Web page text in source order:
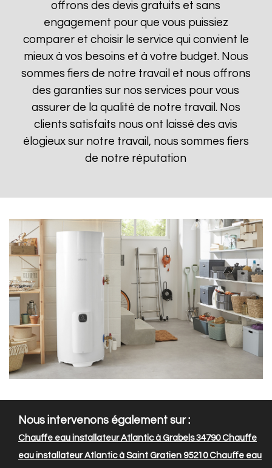
offrons des devis gratuits et sans
engagement pour que vous puissiez
comparer et choisir le service qui convient le
mieux à vos besoins et à votre budget. Nous
sommes fiers de notre travail et nous offrons
des garanties sur nos services pour vous
assurer de la qualité de notre travail. Nos
clients satisfaits nous ont laissé des avis
élogieux sur notre travail, nous sommes fiers
de notre réputation
Nous intervenons également sur :
Chauffe eau installateur Atlantic à Grabels 34790Chauffe
eau installateur Atlantic à Saint Gratien 95210Chauffe eau